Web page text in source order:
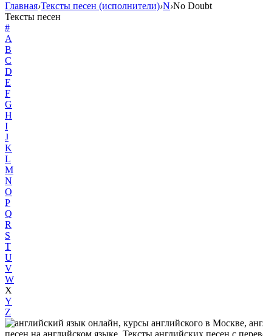
Главная›Тексты песен (исполнители)›N›No Doubt
Тексты песен
#
A
B
C
D
E
F
G
H
I
J
K
L
M
N
O
P
Q
R
S
T
U
V
W
X
Y
Z